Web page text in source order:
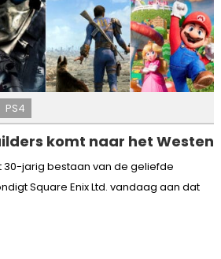
PS4
komt naar het Westen
30-jarig bestaan van de geliefde
Square Enix Ltd. vandaag aan dat